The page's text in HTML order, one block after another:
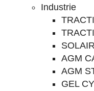
Industrie
AGM
AGM
GEL